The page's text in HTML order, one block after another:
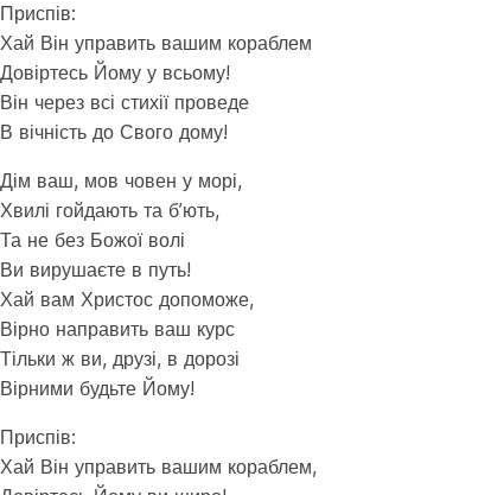
Приспів:
Хай Він управить вашим кораблем
Довіртесь Йому у всьому!
Він через всі стихії проведе
В вічність до Свого дому!
Дім ваш, мов човен у морі,
Хвилі гойдають та бʼють,
Та не без Божої волі
Ви вирушаєте в путь!
Хай вам Христос допоможе,
Вірно направить ваш курс
Тільки ж ви, друзі, в дорозі
Вірними будьте Йому!
Приспів:
Хай Він управить вашим кораблем,